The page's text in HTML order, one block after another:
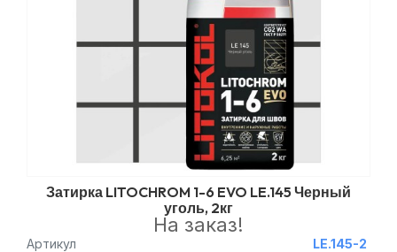
Затирка LITOCHROM 1-6 EVO LE.145 Черный
уголь, 2кг
Артикул LE.145-2
На заказ!